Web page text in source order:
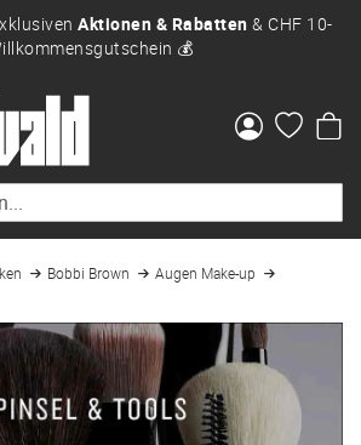
Aktionen & Rabatten & CHF 10-
💰
Bobbi Brown
Augen Make-up